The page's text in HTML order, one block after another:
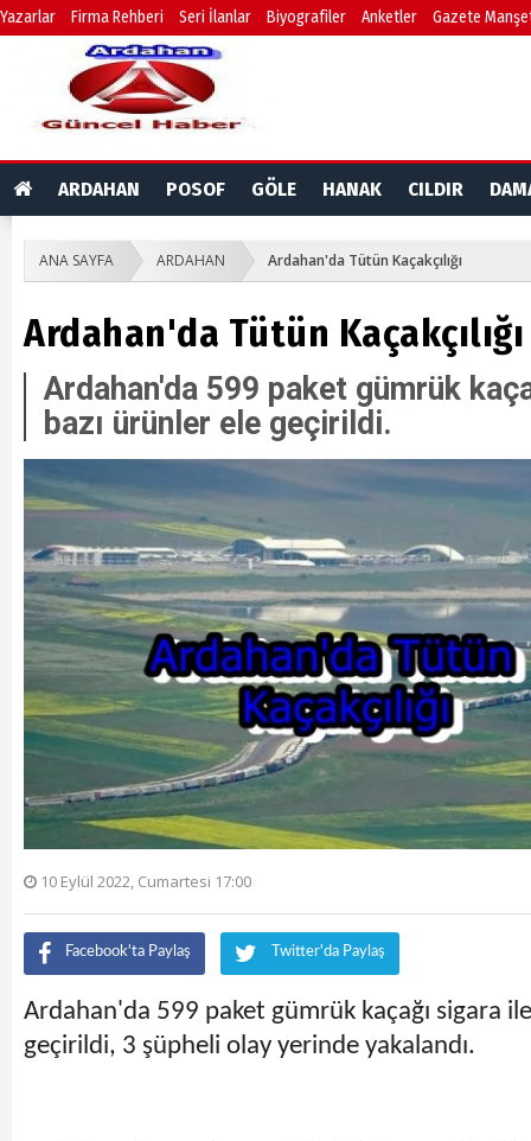
Yazarlar Firma Rehberi Seri İlanlar Biyografiler Anketler Gazete
ARDAHAN POSOF GÖLE HANAK CILDIR
ANA SAYFA ARDAHAN Ardahan'da Tütün Kaçakçılığı
Ardahan'da Tütün Kaçakçılığı
Ardahan'da 599 paket gümrük
bazı ürünler ele geçirildi.
10 Eylül 2022, Cumartesi 17:00
Facebook'ta Paylaş Twitter'da Paylaş
Ardahan'da 599 paket gümrük kaçağı sigara
geçirildi, 3 şüpheli olay yerinde yakalandı.